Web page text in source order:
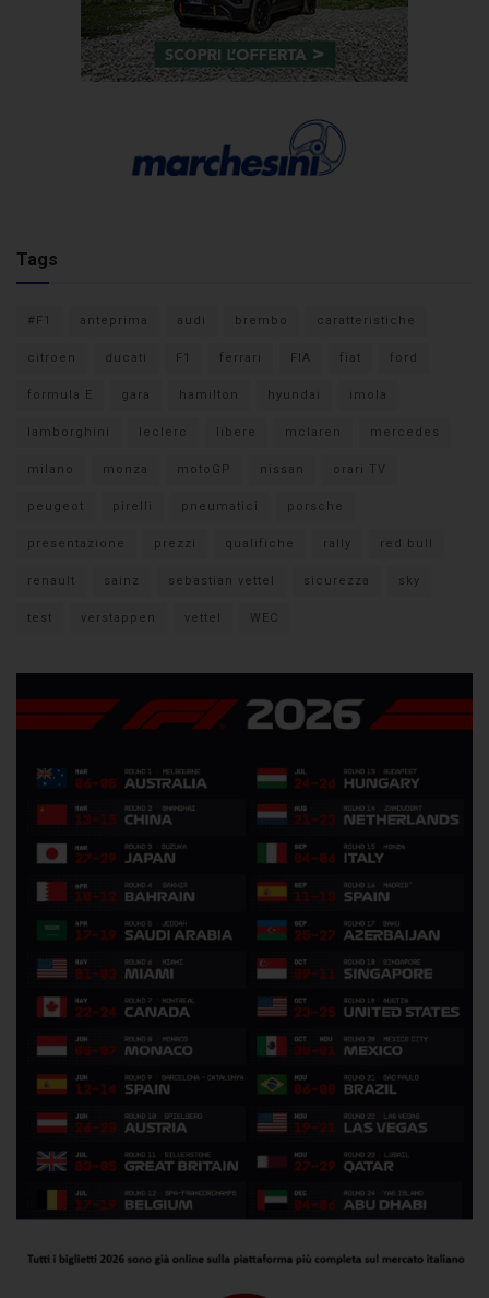
Tags
#F1 anteprima audi brembo caratteristiche
citroen ducati F1 ferrari FIA fiat ford
formula E gara hamilton hyundai imola
lamborghini leclerc libere mclaren mercedes
milano monza motoGP nissan orari TV
peugeot pirelli pneumatici porsche
presentazione prezzi qualifiche rally red bull
renault sainz sebastian vettel sicurezza sky
test verstappen vettel WEC